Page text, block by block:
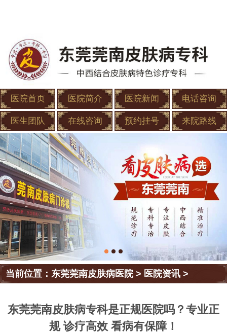
医院首页 医院简介 医院新闻 电话咨询
医生团队 在线咨询 预约挂号 来院路线
当前位置：东莞莞南皮肤病医院> 医院资讯 >
东莞莞南皮肤病专科是正规医院吗？专业正
规 诊疗高效 看病有保障！